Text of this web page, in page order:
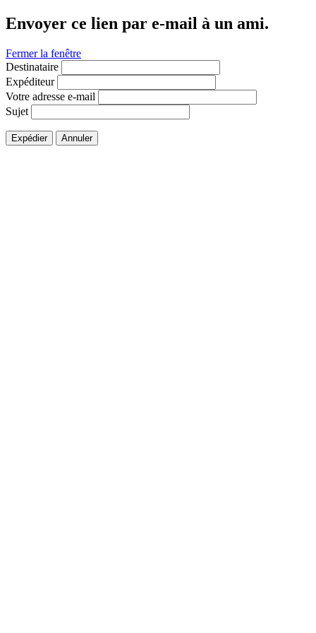
Envoyer ce lien par e-mail à un ami.
Fermer la fenêtre
Destinataire
Expéditeur
Votre adresse e-mail
Sujet
Expédier Annuler